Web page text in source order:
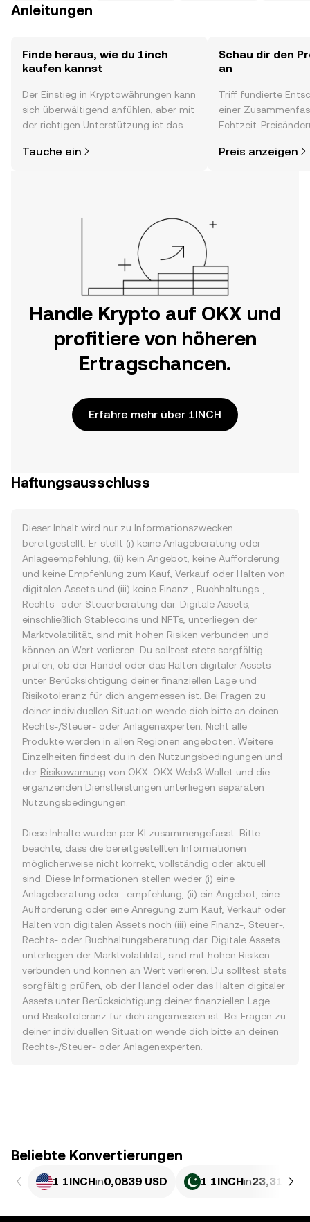
Anleitungen
Finde heraus, wie du 1inch
kaufen kannst
Der Einstieg in Kryptowährungen kann
sich überwältigend anfühlen, aber mit
der richtigen Unterstützung ist das
direkt in der OKX-App oder hier im
Tauche ein
Schau dir den
an
Triff fundierte
einer
Echtzeit-
Neuigkeiten und
Preis anzeigen
Handle Krypto auf OKX und
profitiere von höheren
Ertragschancen.
Erfahre mehr über 1INCH
Haftungsausschluss
Dieser Inhalt wird nur zu Informationszwecken
bereitgestellt. Er stellt (i) keine Anlageberatung oder
Anlageempfehlung, (ii) kein Angebot, keine Aufforderung
und keine Empfehlung zum Kauf, Verkauf oder Halten von
digitalen Assets und (iii) keine Finanz-, Buchhaltungs-,
Rechts- oder Steuerberatung dar. Digitale Assets,
einschließlich Stablecoins und NFTs, unterliegen der
Marktvolatilität, sind mit hohen Risiken verbunden und
können an Wert verlieren. Du solltest stets sorgfältig
prüfen, ob der Handel oder das Halten digitaler Assets
unter Berücksichtigung deiner finanziellen Lage und
Risikotoleranz für dich angemessen ist. Bei Fragen zu
deiner individuellen Situation wende dich bitte an deinen
Rechts-/Steuer- oder Anlagenexperten. Nicht alle
Produkte werden in allen Regionen angeboten. Weitere
Einzelheiten findest du in den Nutzungsbedingungen und
der Risikowarnung von OKX. OKX Web3 Wallet und die
ergänzenden Dienstleistungen unterliegen separaten
Nutzungsbedingungen
Diese Inhalte wurden per KI zusammengefasst. Bitte
beachte, dass die bereitgestellten Informationen
möglicherweise nicht korrekt, vollständig oder aktuell
sind. Diese Informationen stellen weder (i) eine
Anlageberatung oder -empfehlung, (ii) ein Angebot, eine
Aufforderung oder eine Anregung zum Kauf, Verkauf oder
Halten von digitalen Assets noch (iii) eine Finanz-, Steuer-,
Rechts- oder Buchhaltungsberatung dar. Digitale Assets
unterliegen der Marktvolatilität, sind mit hohen Risiken
verbunden und können an Wert verlieren. Du solltest stets
sorgfältig prüfen, ob der Handel oder das Halten digitaler
Assets unter Berücksichtigung deiner finanziellen Lage
und Risikotoleranz für dich angemessen ist. Bei Fragen zu
deiner individuellen Situation wende dich bitte an deinen
Rechts-/Steuer- oder Anlagenexperten.
Beliebte Konvertierungen
1 1INCHin0,0839 USD 1 1INCHin23,31 PKR